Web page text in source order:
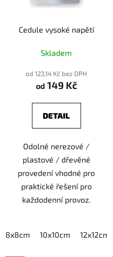
Cedule vysoké napětí
Skladem
od 123,14 Kč bez DPH
od 149 Kč
DETAIL
Odolné nerezové /
plastové / dřevěné
provedení vhodné pro
praktické řešení pro
každodenní provoz.
8x8cm 10x10cm 12x12cm